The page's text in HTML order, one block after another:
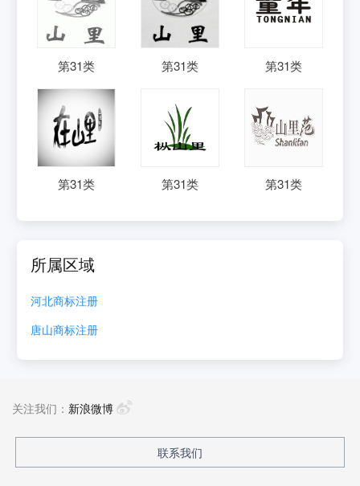
第31类 第31类 第31类
第31类 第31类 第31类
所属区域
河北商标注册
唐山商标注册